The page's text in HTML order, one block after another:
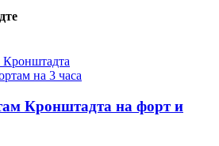
Кронштадта на форт и